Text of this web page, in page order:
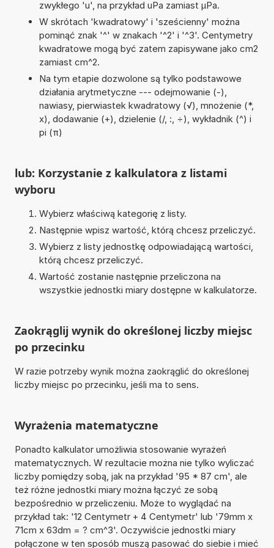
zwykłego 'u', na przykład uPa zamiast µPa.
W skrótach 'kwadratowy' i 'sześcienny' można
pominąć znak '^' w znakach '^2' i '^3'. Centymetry
kwadratowe mogą być zatem zapisywane jako cm2
zamiast cm^2.
Na tym etapie dozwolone są tylko podstawowe
działania arytmetyczne --- odejmowanie (-),
nawiasy, pierwiastek kwadratowy (√), mnożenie (*,
x), dodawanie (+), dzielenie (/, :, ÷), wykładnik (^) i
pi (π)
lub: Korzystanie z kalkulatora z listami
wyboru
Wybierz właściwą kategorię z listy.
Następnie wpisz wartość, którą chcesz przeliczyć.
Wybierz z listy jednostkę odpowiadającą wartości,
którą chcesz przeliczyć.
Wartość zostanie następnie przeliczona na
wszystkie jednostki miary dostępne w kalkulatorze.
Zaokrąglij wynik do określonej liczby miejsc
po przecinku
W razie potrzeby wynik można zaokrąglić do określonej
liczby miejsc po przecinku, jeśli ma to sens.
Wyrażenia matematyczne
Ponadto kalkulator umożliwia stosowanie wyrażeń
matematycznych. W rezultacie można nie tylko wyliczać
liczby pomiędzy sobą, jak na przykład '95 * 87 cm', ale
też różne jednostki miary można łączyć ze sobą
bezpośrednio w przeliczeniu. Może to wyglądać na
przykład tak: '12 Centymetr + 4 Centymetr' lub '79mm x
71cm x 63dm = ? cm^3'. Oczywiście jednostki miary
połączone w ten sposób muszą pasować do siebie i mieć